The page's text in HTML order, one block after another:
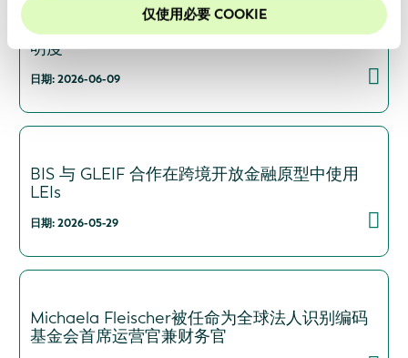
仅使用必要 COOKIE
GLEIF 与全球能源监测组织（Global Energy
Monitor）携手合作，提升能源资产所有权的透
明度
日期: 2026-06-09
BIS 与 GLEIF 合作在跨境开放金融原型中使用
LEIs
日期: 2026-05-29
Michaela Fleischer被任命为全球法人识别编码
基金会首席运营官兼财务官